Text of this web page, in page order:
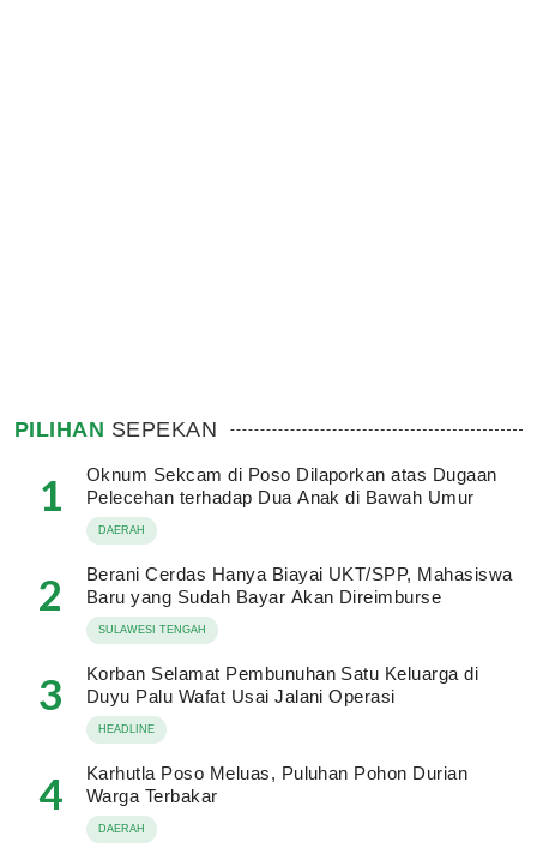
PILIHAN SEPEKAN
1
Oknum Sekcam di Poso Dilaporkan atas Dugaan
Pelecehan terhadap Dua Anak di Bawah Umur
DAERAH
2
Berani Cerdas Hanya Biayai UKT/SPP, Mahasiswa
Baru yang Sudah Bayar Akan Direimburse
SULAWESI TENGAH
3
Korban Selamat Pembunuhan Satu Keluarga di
Duyu Palu Wafat Usai Jalani Operasi
HEADLINE
4
Karhutla Poso Meluas, Puluhan Pohon Durian
Warga Terbakar
DAERAH